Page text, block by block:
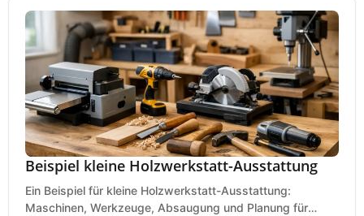
Beispiel kleine Holzwerkstatt-Ausstattung
Ein Beispiel für kleine Holzwerkstatt-Ausstattung:
Maschinen, Werkzeuge, Absaugung und Planung für